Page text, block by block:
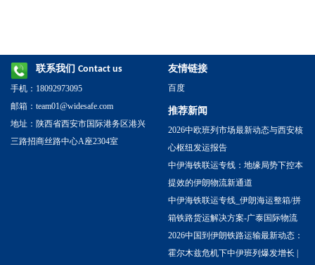
联系我们 Contact us
手机：18092973095
邮箱：team01@widesafe.com
地址：陕西省西安市国际港务区港兴
三路招商丝路中心A座2304室
友情链接
百度
推荐新闻
2026中欧班列市场最新动态与西安核
心枢纽发运报告
中伊海铁联运专线：地缘局势下控本
提效的伊朗物流新通道
中伊海铁联运专线_伊朗海运整箱/拼
箱铁路货运解决方案-广泰国际物流
2026中国到伊朗铁路运输最新动态：
霍尔木兹危机下中伊班列爆发增长 |